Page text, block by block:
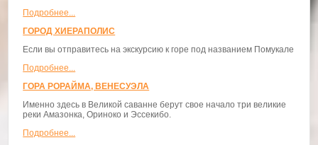
Подробнее...
ГОРОД ХИЕРАПОЛИС
Если вы отправитесь на экскурсию к горе под названием Помукале
Подробнее...
ГОРА РОРАЙМА, ВЕНЕСУЭЛА
Именно здесь в Великой саванне берут свое начало три великие
реки Амазонка, Ориноко и Эссекибо.
Подробнее...